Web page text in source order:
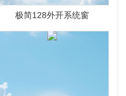
极简128外开系统窗